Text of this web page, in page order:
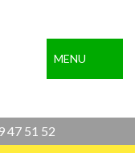
MENU
47 51 52